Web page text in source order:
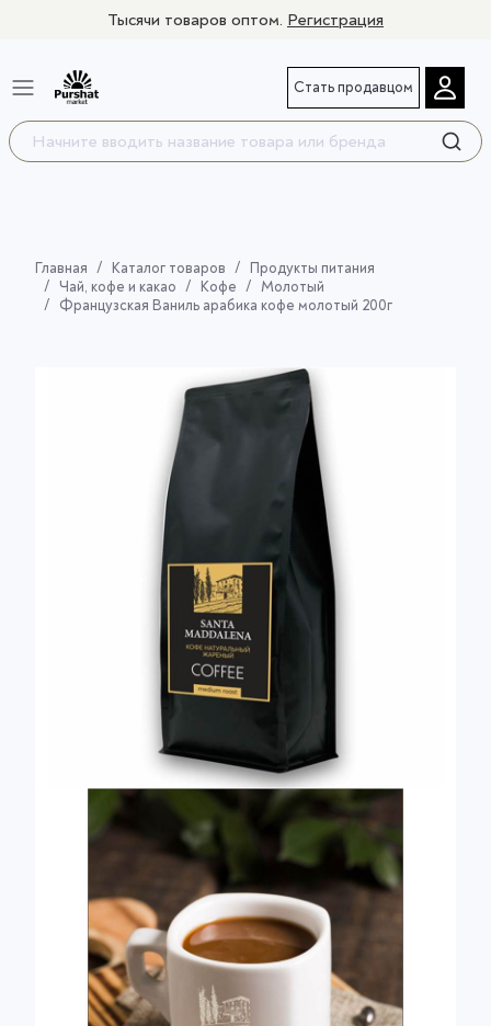
Тысячи товаров оптом. Регистрация
Стать продавцом
Главная Каталог товаров
Продукты питания
Чай, кофе и какао
Кофе
Молотый
Французская Ваниль арабика кофе молотый 200г